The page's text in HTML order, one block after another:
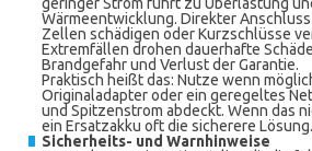
Wärmeentwicklung. Direkter Anschluss
Zellen schädigen oder Kurzschlüsse
Extremfällen drohen dauerhafte
Brandgefahr und Verlust der Garantie.
Praktisch heißt das: Nutze wenn
Originaladapter oder ein geregeltes
und Spitzenstrom abdeckt. Wenn das
ein Ersatzakku oft die sicherere Lösung.
Sicherheits- und Warnhinweise